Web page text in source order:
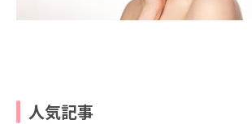
人気記事